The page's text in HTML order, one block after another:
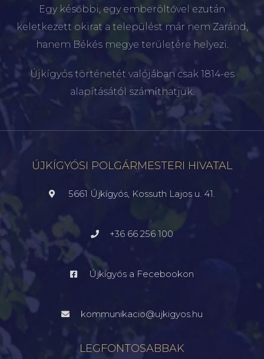
Egy későbbi, egy emberöltővel ezután
keletkezett okirat a települést már nem Zaránd,
hanem Békés megye területére helyezi.
Újkígyós történetét valójában csak 1814-es
alapításától számíthatjuk.
ÚJKÍGYÓSI POLGÁRMESTERI HIVATAL
5661 Újkígyós, Kossuth Lajos u. 41.
+36 66 256 100
Újkígyós a Fecebookon
kommunikacio@ujkigyos.hu
LEGFONTOSABBAK